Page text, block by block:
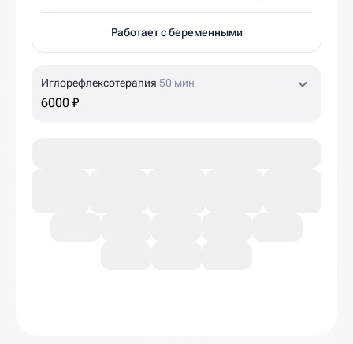
Работает с беременными
Иглорефлексотерапия 50 мин
6000 ₽